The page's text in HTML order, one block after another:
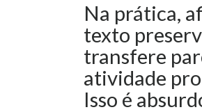
Na prática,
texto
transfere
atividade
Isso é